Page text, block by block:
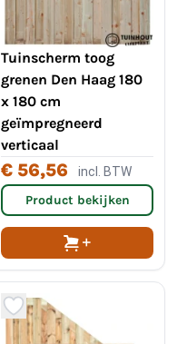
Tuinscherm toog
grenen Den Haag 180
x 180 cm
geïmpregneerd
verticaal
€ 56,56 incl. BTW
Product bekijken